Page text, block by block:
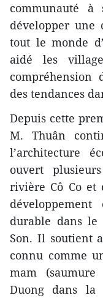
communauté
développer une
tout le monde
aidé les
compréhension
des tendances
Depuis cette
M. Thuân
l’architecture
ouvert
rivière Cô Co et
durable dans le
Son. Il soutient
connu comme
mam
Duong dans la